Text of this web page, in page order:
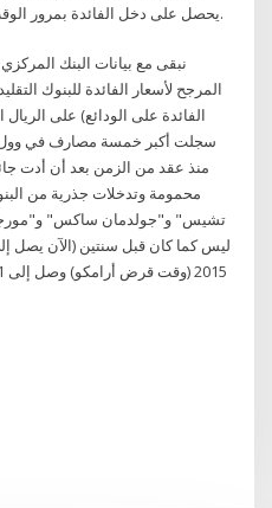
يحصل على دخل الفائدة بمرور الوقت ، في حين أن رسوم المنشأ فورية.
نبقى مع بيانات البنك
المرجح لأسعار الفائدة للبنوك
سجلت أكبر خمسة مصارف في وول
منذ عقد من الزمن بعد أن أدت
محمومة وتدخلات جذرية من